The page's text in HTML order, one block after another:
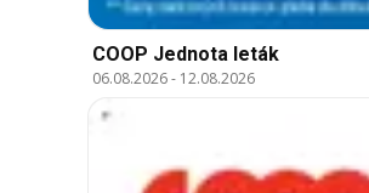
COOP Jednota leták
06.08.2026- 12.08.2026